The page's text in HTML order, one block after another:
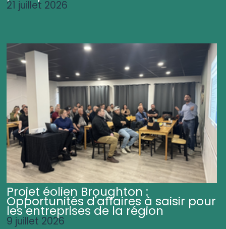
21 juillet 2026
Projet éolien Broughton :
Opportunités d'affaires à saisir pour
les entreprises de la région
9 juillet 2026